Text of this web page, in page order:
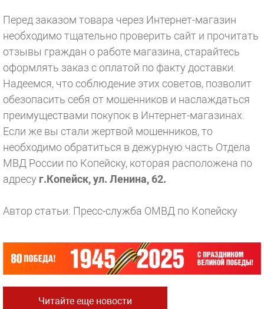
Перед заказом товара через Интернет-магазин
необходимо тщательно проверить сайт и прочитать
отзывы граждан о работе магазина, старайтесь
оформлять заказ с оплатой по факту доставки.
Надеемся, что соблюдение этих советов, позволит
обезопасить себя от мошенников и наслаждаться
преимуществами покупок в Интернет-магазинах.
Если же вы стали жертвой мошенников, то
необходимо обратиться в дежурную часть Отдела
МВД России по Копейску, которая расположена по
адресу г.Копейск, ул. Ленина, 62.
Автор статьи: Пресс-служба ОМВД по Копейску
Читайте еще новости